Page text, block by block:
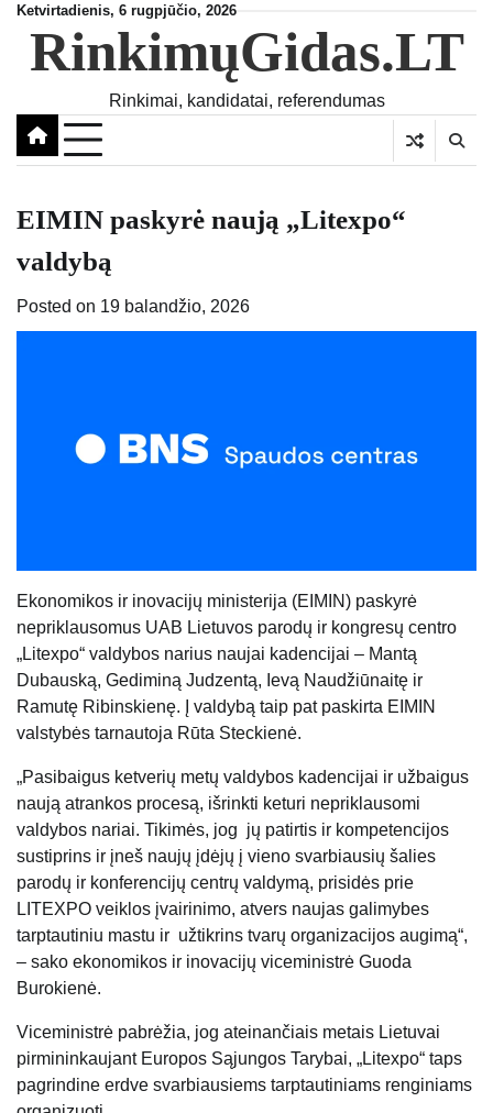
Skip
content
Ketvirtadienis, 6 rugpjūčio, 2026
RinkimųGidas.LT
Rinkimai, kandidatai, referendumas
EIMIN paskyrė naują „Litexpo“
valdybą
Posted on 19 balandžio, 2026
Ekonomikos ir inovacijų ministerija (EIMIN) paskyrė
nepriklausomus UAB Lietuvos parodų ir kongresų centro
„Litexpo“ valdybos narius naujai kadencijai – Mantą
Dubauską, Gediminą Judzentą, Ievą Naudžiūnaitę ir
Ramutę Ribinskienę. Į valdybą taip pat paskirta EIMIN
valstybės tarnautoja Rūta Steckienė.
„Pasibaigus ketverių metų valdybos kadencijai ir užbaigus
naują atrankos procesą, išrinkti keturi nepriklausomi
valdybos nariai. Tikimės, jog jų patirtis ir kompetencijos
sustiprins ir įneš naujų įdėjų į vieno svarbiausių šalies
parodų ir konferencijų centrų valdymą, prisidės prie
LITEXPO veiklos įvairinimo, atvers naujas galimybes
tarptautiniu mastu ir užtikrins tvarų organizacijos augimą“,
– sako ekonomikos ir inovacijų viceministrė Guoda
Burokienė.
Viceministrė pabrėžia, jog ateinančiais metais Lietuvai
pirmininkaujant Europos Sąjungos Tarybai, „Litexpo“ taps
pagrindine erdve svarbiausiems tarptautiniams renginiams